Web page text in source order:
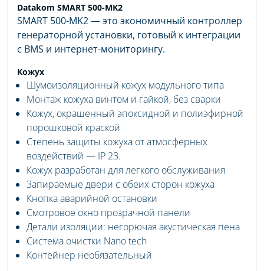
Datakom SMART 500-MK2
SMART 500-MK2 — это экономичный контроллер
генераторной установки, готовый к интеграции
с BMS и интернет-мониторингу.
Кожух
Шумоизоляционный кожух модульного типа
Монтаж кожуха винтом и гайкой, без сварки
Кожух, окрашенный эпоксидной и полиэфирной
порошковой краской
Степень защиты кожуха от атмосферных
воздействий — IP 23.
Кожух разработан для легкого обслуживания
Запираемые двери с обеих сторон кожуха
Кнопка аварийной остановки
Смотровое окно прозрачной панели
Детали изоляции: негорючая акустическая пена
Система очистки Nano tech
Контейнер необязательный